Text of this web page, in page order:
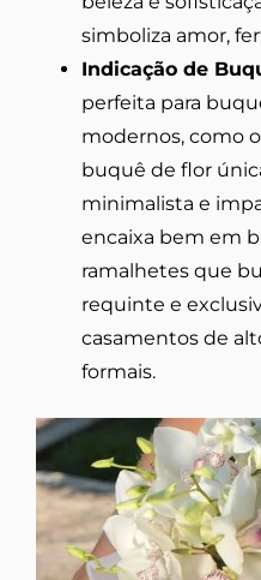
simboliza amor,
Indicação de
perfeita para
modernos, como
buquê de flor
minimalista e
encaixa bem em
ramalhetes que
requinte e
casamentos de
formais.